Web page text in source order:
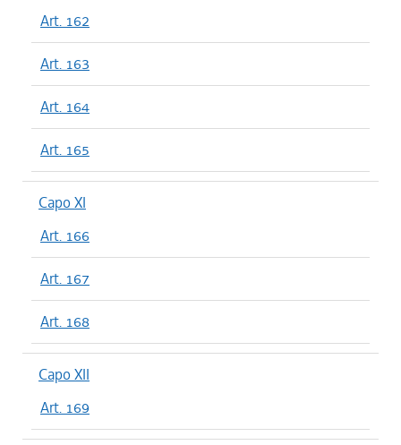
Art. 162
Art. 163
Art. 164
Art. 165
Capo XI
Art. 166
Art. 167
Art. 168
Capo XII
Art. 169